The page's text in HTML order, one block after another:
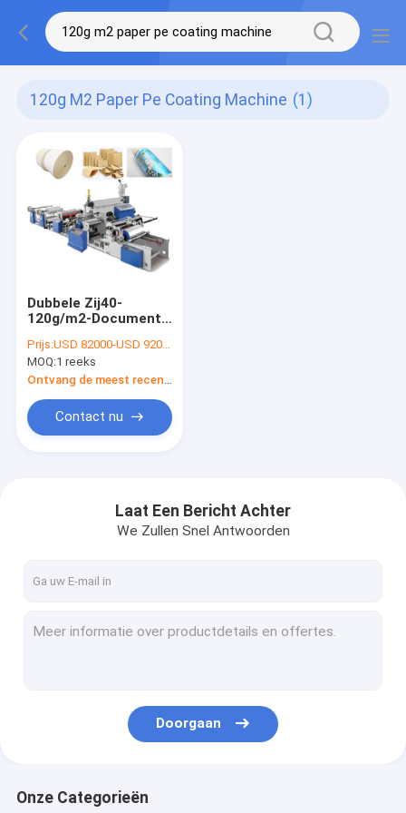
120g M2 Paper Pe Coating Machine (1)
Dubbele Zij40-
120g/m2-Document
Deklaagmachine ODM
Prijs:USD 82000-USD 92000
MOQ:1 reeks
Contact nu
Laat Een Bericht Achter
We Zullen Snel Antwoorden
Doorgaan
Onze Categorieën